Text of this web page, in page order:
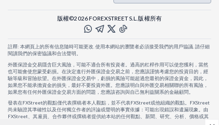
版權©2026 FOREXSTREET S.L.版權所有
註釋: 本網頁上的所有信息隨時可能更改. 使用本網站的瀏覽者必須接受我們的用戶協議. 請仔細
閱讀我們的保密協議和合法聲明。
外匯保證金交易隱含巨大風險，可能不適合所有投資者。過高的杠桿作用可以使您獲利，當然
也可能會使您蒙受虧損。在決定進行外匯保證金交易之前，您應該謹慎考慮您的投資目的，經
驗等級和冒險欲望。在外匯保證金交易中，虧損的風險可能超過您最初的保證金資金，因此，
如果您不能承擔資金的損失，最好不要投資外匯。您應該明白與外匯交易相關聯的所有風險，
如果您有任何外匯保證金交易方面的問題，您應該咨詢與自己無利益關系的金融顧問。
發表在FXStreet的觀點僅代表撰稿者本人觀點，並不代表FXStreet或他組織的觀點。FXStreet
尚未驗證其準確性以及任何獨立作者的評論或聲明的事實依據：可能出現錯誤和遺漏現象。由
FXStreet、其雇員、合作夥伴或撰稿者提供給本站的任何觀點、新聞、研究、分析、價格或其